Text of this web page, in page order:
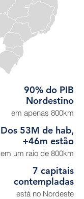
90% do PIB
Nordestino
em apenas 800km
Dos 53M de hab,
+46m estão
em um raio de 800km
7 capitais
contempladas
está no Nordeste